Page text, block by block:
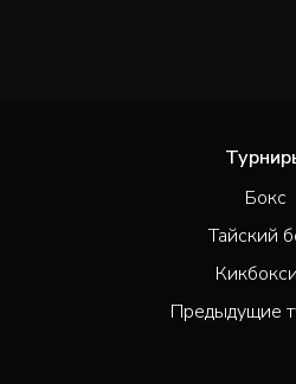
Бокс
Тайский
Предыдущие